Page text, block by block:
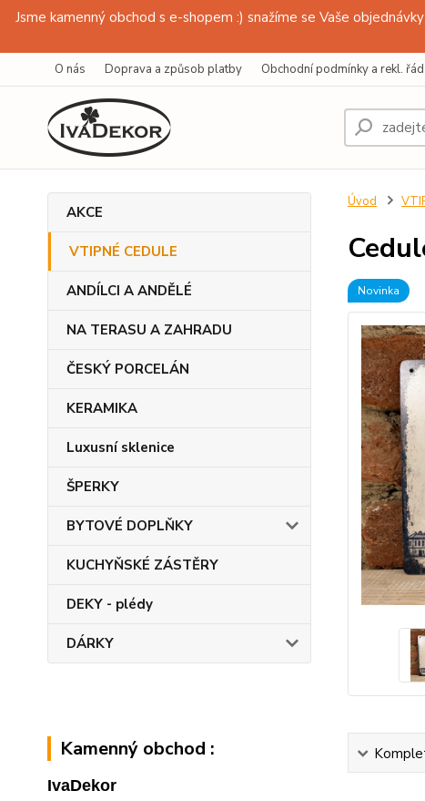
Jsme kamenný obchod s e-shopem :) snažíme se Vaše
O nás Doprava a způsob platby Obchodní podmínky a rekl. řád
AKCE
VTIPNÉ CEDULE
ANDÍLCI A ANDĚLÉ
NA TERASU A ZAHRADU
ČESKÝ PORCELÁN
KERAMIKA
Luxusní sklenice
ŠPERKY
BYTOVÉ DOPLŇKY
KUCHYŇSKÉ ZÁSTĚRY
DEKY - plédy
DÁRKY
Kamenný obchod :
IvaDekor
Úvod
Novinka